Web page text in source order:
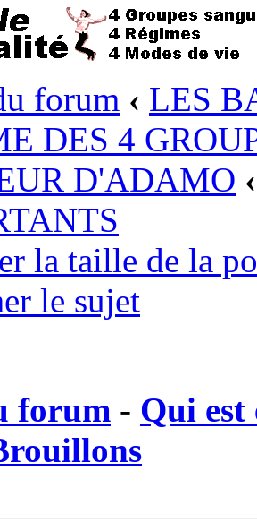
forum ‹ LES
DES 4
D'ADAMO ‹
la taille de la
le sujet
forum - Qui est